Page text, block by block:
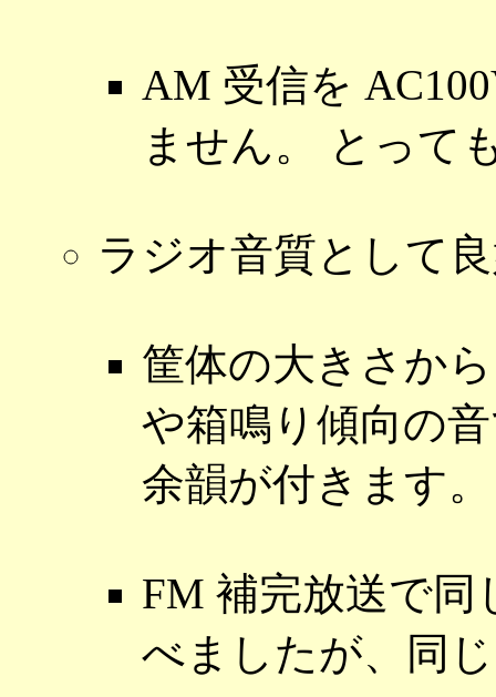
AM 受信を
ません。 とって
ラジオ音質として
筐体の大きさか
や箱鳴り傾向の
余韻が付きます。
FM 補完放送で同
べましたが、同